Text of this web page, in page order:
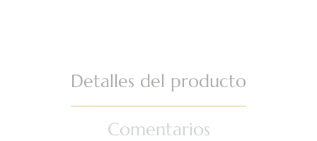
Detalles del producto
Comentarios